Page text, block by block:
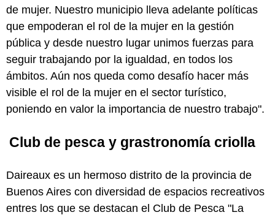
de mujer. Nuestro municipio lleva adelante políticas
que empoderan el rol de la mujer en la gestión
pública y desde nuestro lugar unimos fuerzas para
seguir trabajando por la igualdad, en todos los
ámbitos. Aún nos queda como desafío hacer más
visible el rol de la mujer en el sector turístico,
poniendo en valor la importancia de nuestro trabajo".
Club de pesca y grastronomía criolla
Daireaux es un hermoso distrito de la provincia de
Buenos Aires con diversidad de espacios recreativos
entres los que se destacan el Club de Pesca "La